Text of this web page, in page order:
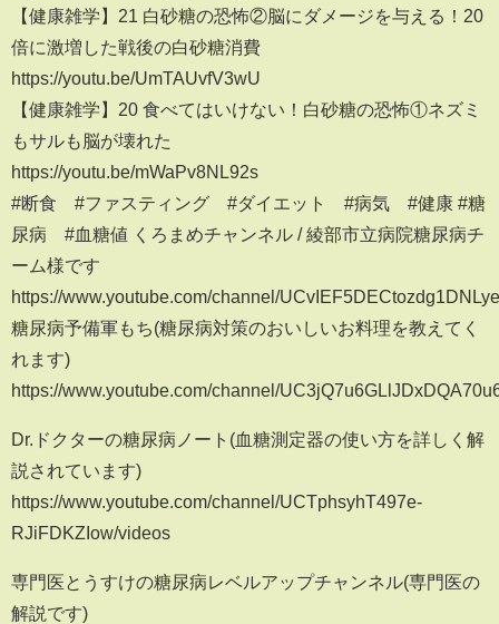
【健康雑学】21 白砂糖の恐怖②脳にダメージを与える！20
倍に激増した戦後の白砂糖消費
https://youtu.be/UmTAUvfV3wU
【健康雑学】20 食べてはいけない！白砂糖の恐怖①ネズミ
もサルも脳が壊れた
https://youtu.be/mWaPv8NL92s
#断食 #ファスティング #ダイエット #病気 #健康 #糖
尿病 #血糖値 くろまめチャンネル / 綾部市立病院糖尿病チ
ーム様です
https://www.youtube.com/channel/
糖尿病予備軍もち(糖尿病対策のおいしいお料理を教えてく
れます)
https://www.youtube.com/channel/
Dr.ドクターの糖尿病ノート(血糖測定器の使い方を詳しく解
説されています)
https://www.youtube.com/channel/UCTphsyhT497e-
RJiFDKZIow/videos
専門医とうすけの糖尿病レベルアップチャンネル(専門医の
解説です)